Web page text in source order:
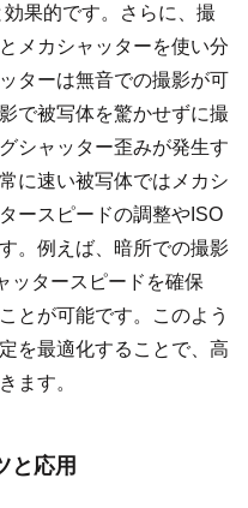
果的です。さらに、撮
メカシャッターを使い分
ターは無音での撮影が可
で被写体を驚かせずに撮
シャッター歪みが発生す
に速い被写体ではメカシ
ースピードの調整やISO
。例えば、暗所での撮影
ッタースピードを確保
とが可能です。このよう
を最適化することで、高
ます。
と応用